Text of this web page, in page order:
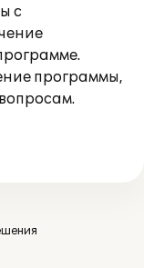
с
программы,